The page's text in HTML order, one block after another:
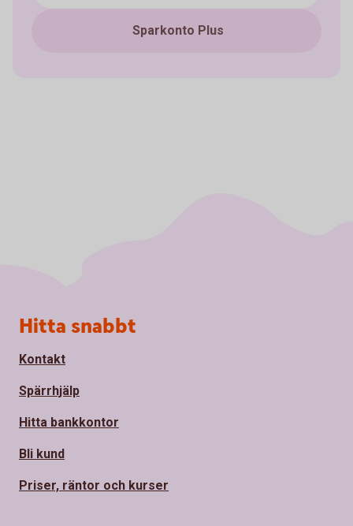
Sparkonto Plus
Sidfot
Hitta snabbt
Kontakt
Spärrhjälp
Hitta bankkontor
Bli kund
Priser, räntor och kurser